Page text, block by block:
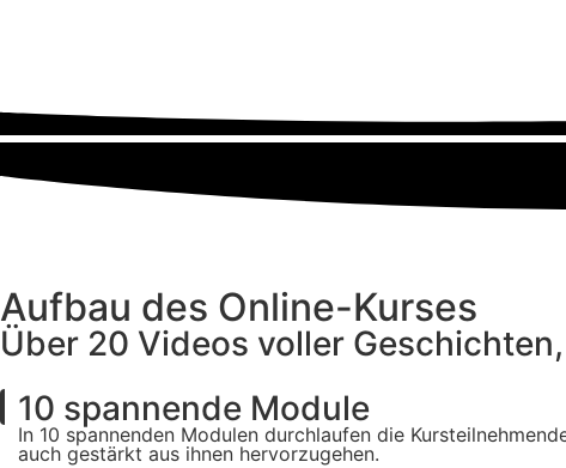
Aufbau des Online-Kurses
Über 20 Videos voller
10 spannende Module
In 10 spannenden Modulen durchlaufen die
auch gestärkt aus ihnen hervorzugehen.